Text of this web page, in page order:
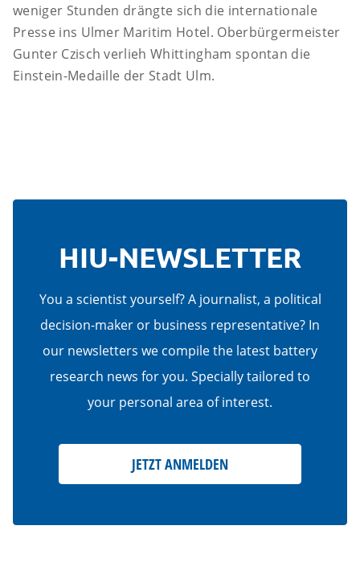
weniger Stunden drängte sich die internationale
Presse ins Ulmer Maritim Hotel. Oberbürgermeister
Gunter Czisch verlieh Whittingham spontan die
Einstein-Medaille der Stadt Ulm.
HIU-NEWSLETTER
You a scientist yourself? A journalist, a political
decision-maker or business representative? In
our newsletters we compile the latest battery
research news for you. Specially tailored to
your personal area of interest.
JETZT ANMELDEN